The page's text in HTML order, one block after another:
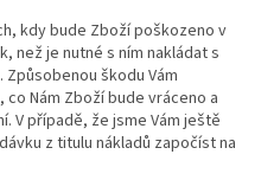
kdy bude Zboží poškozeno v
než je nutné s ním nakládat s
škodu Vám
Nám Zboží bude vráceno a
V případě, že jsme Vám ještě
z titulu nákladů započíst na